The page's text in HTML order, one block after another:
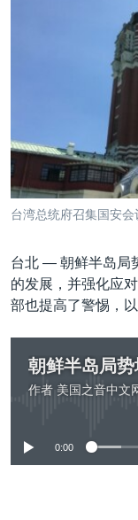
检
索
全球议题
人权·法律·宗教
科教·文娱·体健
环境
美中关系
美国建国250周年
美国之音专访
重要讲话与声明
南中国海争端
关注西藏
GEN Z 看美国
中文广播
关注我们
台湾总统府召集国安会
台北 — 朝鲜半岛局
的发展，并强化应
部也提高了警惕，
朝鲜半岛局
作者 美国之音中文
0:00